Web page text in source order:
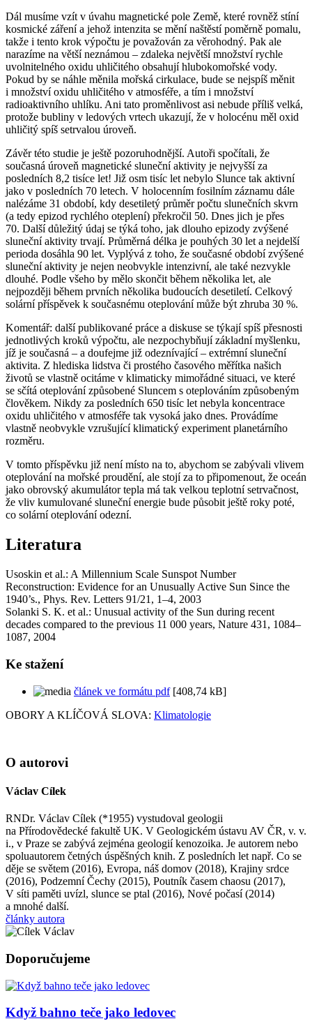
Dál musíme vzít v úvahu magnetické pole Země, které rovněž stíní
kosmické záření a jehož intenzita se mění naštěstí poměrně pomalu,
takže i tento krok výpočtu je považován za věrohodný. Pak ale
narazíme na větší neznámou – zdaleka největší množství rychle
uvolnitelného oxidu uhličitého obsahují hlubokomořské vody.
Pokud by se náhle měnila mořská cirkulace, bude se nejspíš měnit
i množství oxidu uhličitého v atmosféře, a tím i množství
radioaktivního uhlíku. Ani tato proměnlivost asi nebude příliš velká,
protože bubliny v ledových vrtech ukazují, že v holocénu měl oxid
uhličitý spíš setrvalou úroveň.
Závěr této studie je ještě pozoruhodnější. Autoři spočítali, že
současná úroveň magnetické sluneční aktivity je nejvyšší za
posledních 8,2 tisíce let! Již osm tisíc let nebylo Slunce tak aktivní
jako v posledních 70 letech. V holocenním fosilním záznamu dále
nalézáme 31 období, kdy desetiletý průměr počtu slunečních skvrn
(a tedy epizod rychlého oteplení) překročil 50. Dnes jich je přes
70. Další důležitý údaj se týká toho, jak dlouho epizody zvýšené
sluneční aktivity trvají. Průměrná délka je pouhých 30 let a nejdelší
perioda dosáhla 90 let. Vyplývá z toho, že současné období zvýšené
sluneční aktivity je nejen neobvykle intenzivní, ale také nezvykle
dlouhé. Podle všeho by mělo skončit během několika let, ale
nejpozději během prvních několika budoucích desetiletí. Celkový
solární příspěvek k současnému oteplování může být zhruba 30 %.
Komentář: další publikované práce a diskuse se týkají spíš přesnosti
jednotlivých kroků výpočtu, ale nezpochybňují základní myšlenku,
jíž je současná – a doufejme již odeznívající – extrémní sluneční
aktivita. Z hlediska lidstva či prostého časového měřítka našich
životů se vlastně ocitáme v klimaticky mimořádné situaci, ve které
se sčítá oteplování způsobené Sluncem s oteplováním způsobeným
člověkem. Nikdy za posledních 650 tisíc let nebyla koncentrace
oxidu uhličitého v atmosféře tak vysoká jako dnes. Provádíme
vlastně neobvykle vzrušující klimatický experiment planetárního
rozměru.
V tomto příspěvku již není místo na to, abychom se zabývali vlivem
oteplování na mořské proudění, ale stojí za to připomenout, že oceán
jako obrovský akumulátor tepla má tak velkou teplotní setrvačnost,
že vliv kumulované sluneční energie bude působit ještě roky poté,
co solární oteplování odezní.
Literatura
Usoskin et al.: A Millennium Scale Sunspot Number
Reconstruction: Evidence for an Unusually Active Sun Since the
1940’s., Phys. Rev. Letters 91/21, 1–4, 2003
Solanki S. K. et al.: Unusual activity of the Sun during recent
decades compared to the previous 11 000 years, Nature 431, 1084–
1087, 2004
Ke stažení
článek ve formátu pdf[408,74 kB]
OBORY A KLÍČOVÁ SLOVA: Klimatologie
O autorovi
Václav Cílek
RNDr. Václav Cílek (*1955) vystudoval geologii
na Přírodovědecké fakultě UK. V Geologickém ústavu AV ČR, v. v.
i., v Praze se zabývá zejména geologií kenozoika. Je autorem nebo
spoluautorem četných úspěšných knih. Z posledních let např. Co se
děje se světem (2016), Evropa, náš domov (2018), Krajiny srdce
(2016), Podzemní Čechy (2015), Poutník časem chaosu (2017),
V síti paměti uvízl, slunce se ptal (2016), Nové počasí (2014)
a mnohé další.
články autora
Doporučujeme
Když bahno teče jako ledovec